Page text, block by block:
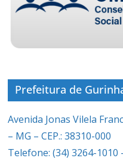
Prefeitura de
Avenida Jonas Vilela
– MG – CEP.: 38310-000
Telefone: (34) 3264-1010